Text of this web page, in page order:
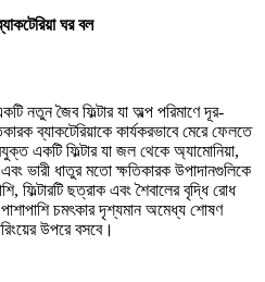
ঘর বল
নতুন জৈব ফিল্টার যা অল্প পরিমাণে দূর-
ব্যাকটেরিয়াকে কার্যকরভাবে মেরে ফেলতে
একটি ফিল্টার যা জল থেকে অ্যামোনিয়া,
ভারী ধাতুর মতো ক্ষতিকারক উপাদানগুলিকে
ছত্রাক এবং শৈবালের বৃদ্ধি রোধ
চমৎকার দৃশ্যমান অমেধ্য শোষণ
উপরে বসবে।